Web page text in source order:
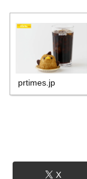
prtimes.jp
X